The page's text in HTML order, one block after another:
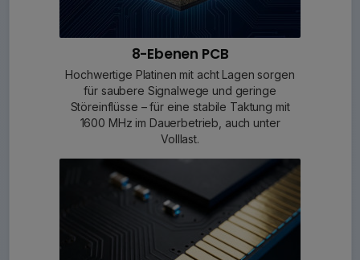
8-Ebenen PCB
Hochwertige Platinen mit acht Lagen sorgen
für saubere Signalwege und geringe
Störeinflüsse – für eine stabile Taktung mit
1600 MHz im Dauerbetrieb, auch unter
Volllast.